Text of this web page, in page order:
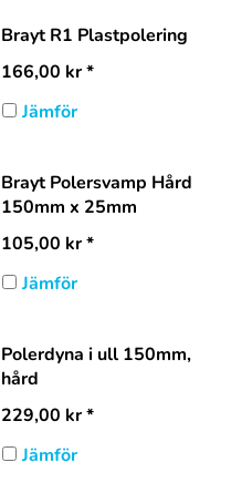
Brayt R1 Plastpolering
166,00 kr*
Jämför
Brayt Polersvamp Hård
150mm x 25mm
105,00 kr*
Jämför
Polerdyna i ull 150mm,
hård
229,00 kr*
Jämför